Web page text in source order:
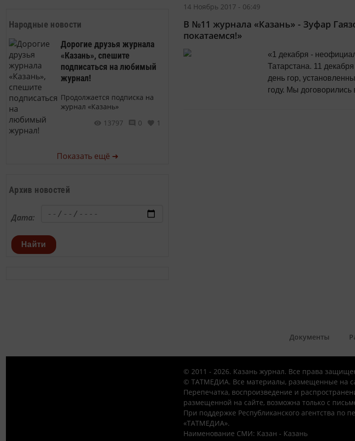
Народные новости
Дорогие друзья журнала
«Казань», спешите
подписаться на любимый
журнал!
Продолжается подписка на
журнал «Казань»
13797
0 1
Показать ещё ➜
Архив новостей
Дата:
Найти
детскую поликлинику в
14 Ноябрь 2017 - 06:49
В №11 журнала «Казань» - Зуфар
покатаемся!»
«1 декабря -
Татарстана. 11 декабря отмечается Международный
день гор,
году. Мы договорились встретиться в конце рабочего
дня. У ресторатора
Документы
© 2011 - 2026. Казань журнал. Все права
© ТАТМЕДИА. Все материалы, размещенные на
Перепечатка, воспроизведение и
размещенной на сайте, возможна только с
При поддержке Республиканского агентства по
«ТАТМЕДИА».
Наименование СМИ: Казан - Казань